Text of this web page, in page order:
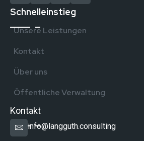
Schnelleinstieg
Unsere Leistungen
Kontakt
Über uns
Öffentliche Verwaltung
Kontakt
info@langguth.consulting